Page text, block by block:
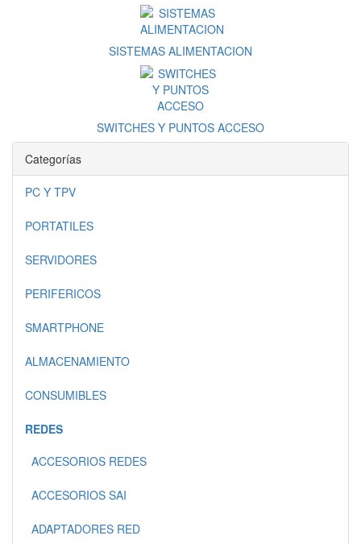
SISTEMAS ALIMENTACION
SWITCHES Y PUNTOS ACCESO
Categorías
PC Y TPV
PORTATILES
SERVIDORES
PERIFERICOS
SMARTPHONE
ALMACENAMIENTO
CONSUMIBLES
REDES
ACCESORIOS REDES
ACCESORIOS SAI
ADAPTADORES RED